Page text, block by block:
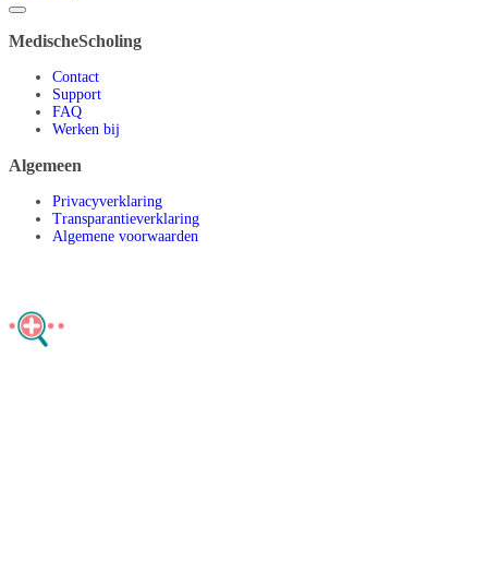
MedischeScholing
Contact
Support
FAQ
Werken bij
Algemeen
Privacyverklaring
Transparantieverklaring
Algemene voorwaarden